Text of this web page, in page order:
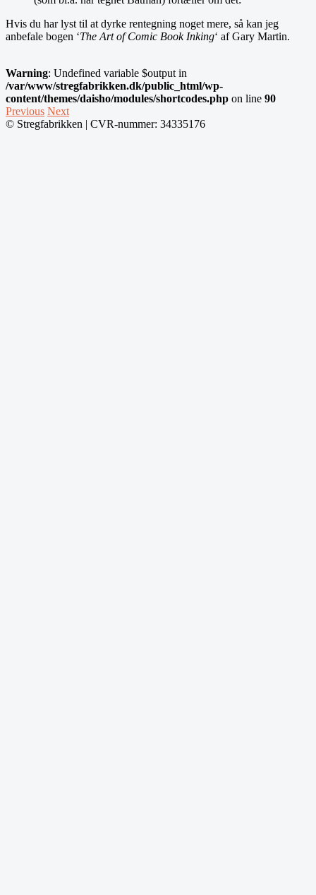
Hvis du har lyst til at dyrke rentegning noget mere, så kan jeg
anbefale bogen ‘The Art of Comic Book Inking‘ af Gary Martin.
Warning: Undefined variable $output in
/var/www/stregfabrikken.dk/public_html/wp-
content/themes/daisho/modules/shortcodes.php on line 90
Post
navigation
Previous Next
© Stregfabrikken | CVR-nummer: 34335176